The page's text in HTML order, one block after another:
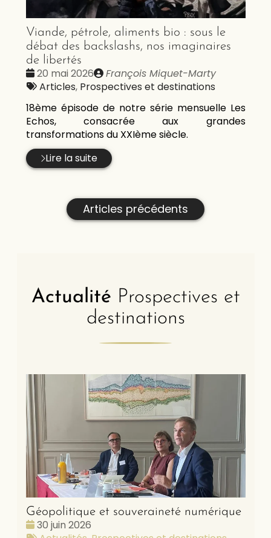
Viande, pétrole, aliments bio : sous le
débat des backslashs, nos imaginaires
de libertés
Date
:
20 mai 2026
Publié
par
François Miquet-Marty
Tags
Articles, Prospectives et destinations
18ème épisode de notre série mensuelle Les
Echos, consacrée aux grandes
transformations du XXIème siècle.
Lire la suite
Articles précédents
Actualité Prospectives et
destinations
Géopolitique et souveraineté numérique
Date
30 juin 2026